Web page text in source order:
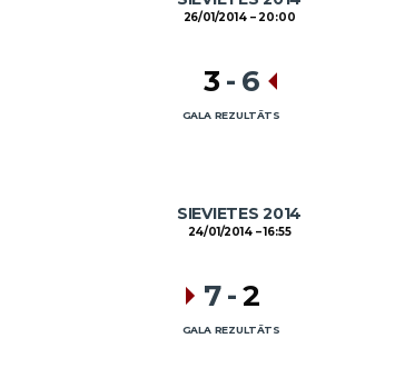
26/01/2014 20:00
3 - 6
GALA REZULTĀTS
SIEVIETES 2014
24/01/2014 16:55
7-2
GALA REZULTĀTS